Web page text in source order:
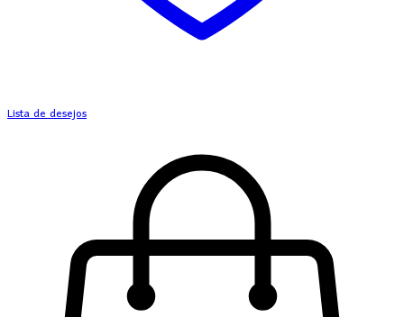
Lista de desejos